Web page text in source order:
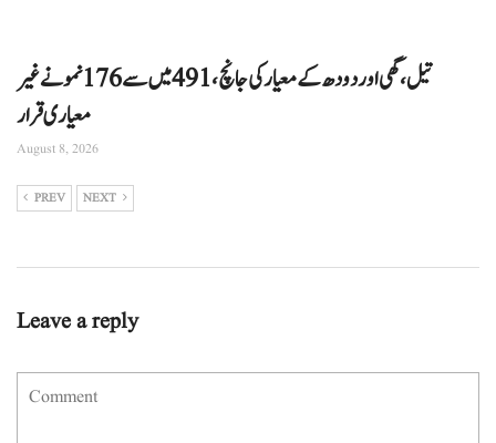
تیل، گھی اور دودھ کے معیار کی جانچ، 491 میں سے 176 نمونے غیر
معیاری قرار
August 8, 2026
PREV NEXT
Leave a reply